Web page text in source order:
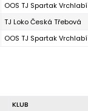
OOS TJ Spartak Vrchlabí
TJ Loko Česká Třebová
OOS TJ Spartak Vrchlabí
KLUB